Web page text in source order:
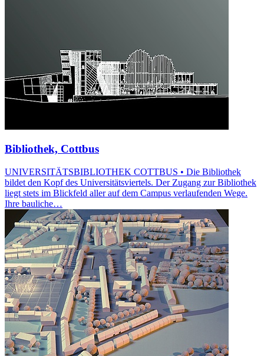
Bibliothek, Cottbus
UNIVERSITÄTSBIBLIOTHEK COTTBUS • Die Bibliothek
bildet den Kopf des Universitätsviertels. Der Zugang zur Bibliothek
liegt stets im Blickfeld aller auf dem Campus verlaufenden Wege.
Ihre bauliche…